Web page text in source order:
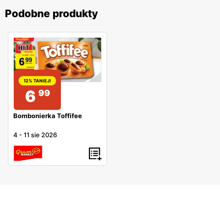
Podobne produkty
12% TANIEJ!
6 99
Bombonierka Toffifee
4 -11 sie 2026